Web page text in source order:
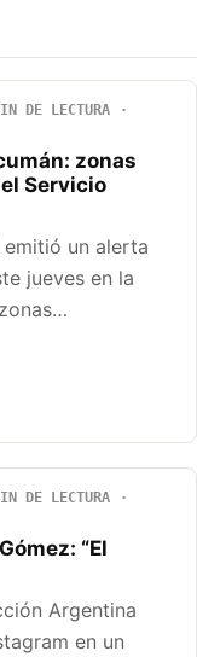
DE LECTURA
zonas
Servicio
un alerta
jueves en la
DE LECTURA
“El
Argentina
en un